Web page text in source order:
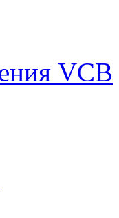
VCB